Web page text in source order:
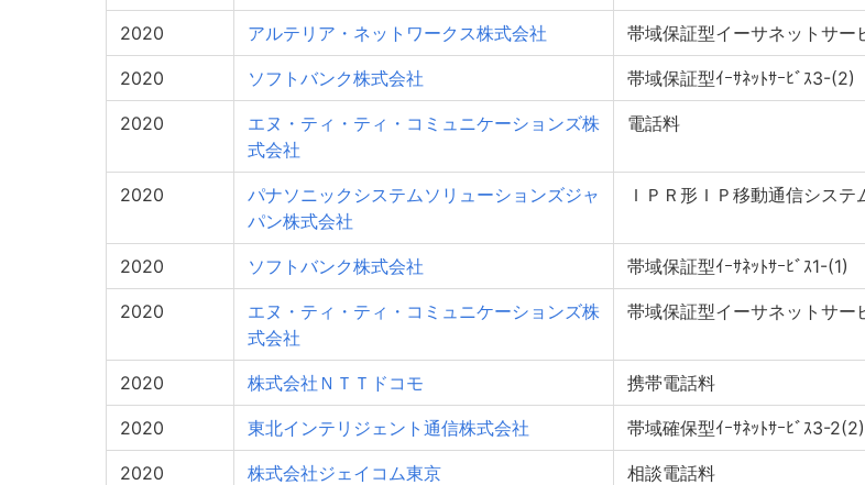
2020 アルテリア・ネットワークス株式会社 帯域保証型イーサネットサー
2020 ソフトバンク株式会社 帯域保証型ｲｰｻﾈｯﾄｻｰﾋﾞｽ3-
2020
エヌ・ティ・ティ・コミュニケーションズ株
式会社
電話料
2020
パナソニックシステムソリューションズジャ
パン株式会社
ＩＰＲ形ＩＰ移動通信シス
2020 ソフトバンク株式会社 帯域保証型ｲｰｻﾈｯﾄｻｰﾋﾞｽ1-(1)
2020
エヌ・ティ・ティ・コミュニケーションズ株
式会社
帯域保証型イーサネットサー
2020 株式会社ＮＴＴドコモ 携帯電話料
2020 東北インテリジェント通信株式会社 帯域確保型ｲｰｻﾈｯﾄｻｰﾋﾞｽ3-2(2)
2020 株式会社ジェイコム東京 相談電話料